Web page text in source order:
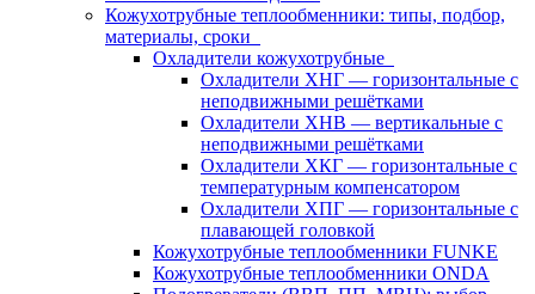
Кожухотрубные теплообменники: типы, подбор,
материалы, сроки
Охладители кожухотрубные
Охладители ХНГ — горизонтальные с
неподвижными решётками
Охладители ХНВ — вертикальные с
неподвижными решётками
Охладители ХКГ — горизонтальные с
температурным компенсатором
Охладители ХПГ — горизонтальные с
плавающей головкой
Кожухотрубные теплообменники FUNKE
Кожухотрубные теплообменники ONDA